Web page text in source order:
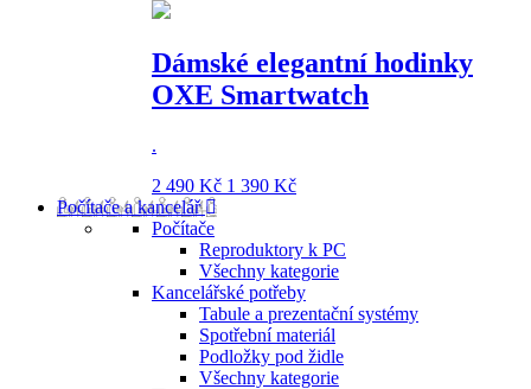
Dámské elegantní hodinky
OXE Smartwatch
.
2 490 Kč 1 390 Kč
Počítače a kancelář
Počítače
Reproduktory k PC
Všechny kategorie
Kancelářské potřeby
Tabule a prezentační systémy
Spotřební materiál
Podložky pod židle
Všechny kategorie